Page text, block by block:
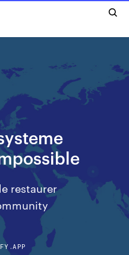
restaurer